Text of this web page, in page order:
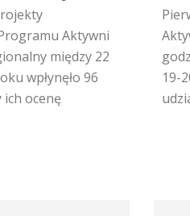
Aktywni
między 22
wpłynęło 96
ocenę
19-